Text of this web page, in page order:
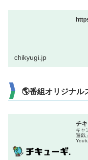
chikyugi.jp
🌎番組オリジナル
チ
キャ
遊戯